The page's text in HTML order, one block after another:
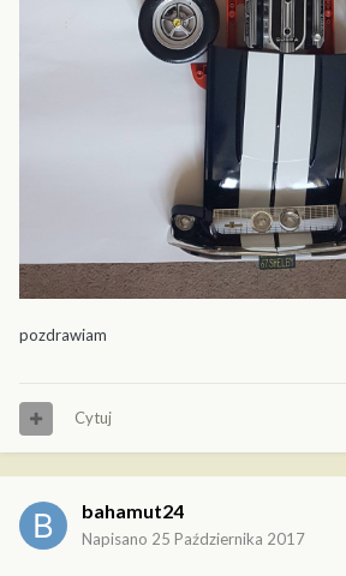
pozdrawiam
Cytuj
bahamut24
Napisano 25 Października 2017